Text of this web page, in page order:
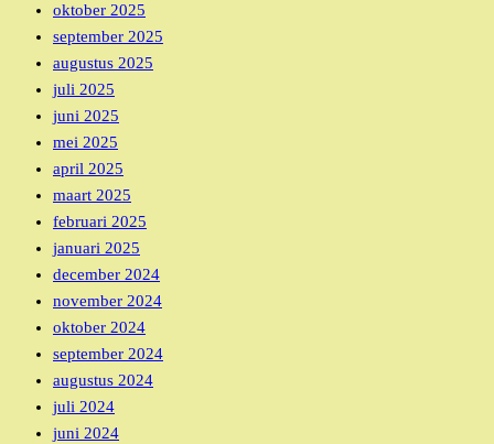
oktober 2025
september 2025
augustus 2025
juli 2025
juni 2025
mei 2025
april 2025
maart 2025
februari 2025
januari 2025
december 2024
november 2024
oktober 2024
september 2024
augustus 2024
juli 2024
juni 2024